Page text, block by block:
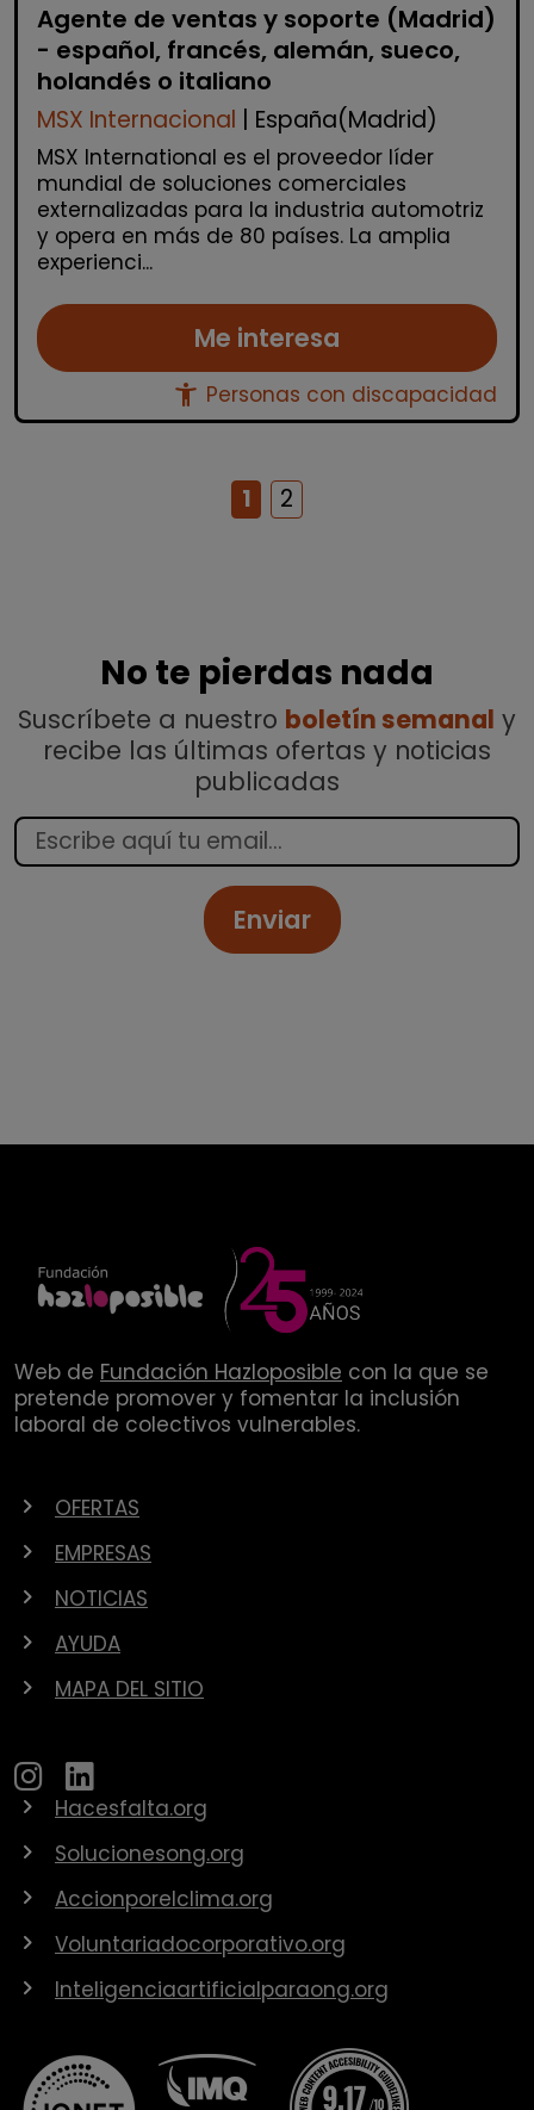
Agente de ventas y soporte (Madrid)
- español, francés, alemán, sueco,
holandés o italiano
MSX Internacional | España(Madrid)
MSX International es el proveedor líder
mundial de soluciones comerciales
externalizadas para la industria automotriz
y opera en más de 80 países. La amplia
experienci...
Me interesa
accessibility_new Personas con discapacidad
1 2
No te pierdas nada
Suscríbete a nuestro boletín semanal y
recibe las últimas ofertas y noticias
publicadas
Enviar
Web de Fundación Hazloposible con la que se
pretende promover y fomentar la inclusión
laboral de colectivos vulnerables.
OFERTAS
EMPRESAS
NOTICIAS
AYUDA
MAPA DEL SITIO
Hacesfalta.org
Solucionesong.org
Accionporelclima.org
Voluntariadocorporativo.org
Inteligenciaartificialparaong.org